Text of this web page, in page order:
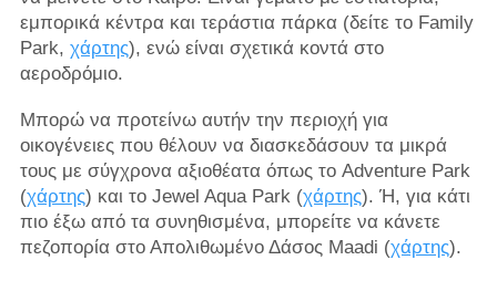
εμπορικά κέντρα και τεράστια πάρκα (δείτε το Family
Park, χάρτης), ενώ είναι σχετικά κοντά στο
αεροδρόμιο.
Μπορώ να προτείνω αυτήν την περιοχή για
οικογένειες που θέλουν να διασκεδάσουν τα μικρά
τους με σύγχρονα αξιοθέατα όπως το Adventure Park
(χάρτης) και το Jewel Aqua Park (χάρτης). Ή, για κάτι
πιο έξω από τα συνηθισμένα, μπορείτε να κάνετε
πεζοπορία στο Απολιθωμένο Δάσος Maadi (χάρτης).